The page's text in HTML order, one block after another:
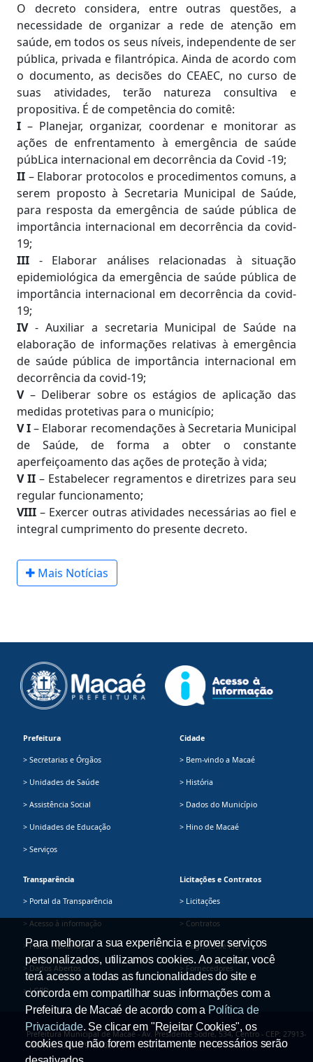
O decreto considera, entre outras questões, a
necessidade de organizar a rede de atenção em
saúde, em todos os seus níveis, independente de ser
pública, privada e filantrópica. Ainda de acordo com
o documento, as decisões do CEAEC, no curso de
suas atividades, terão natureza consultiva e
propositiva. É de competência do comitê:
I – Planejar, organizar, coordenar e monitorar as
ações de enfrentamento à emergência de saúde
púbLica internacional em decorrência da Covid -19;
II – Elaborar protocolos e procedimentos comuns, a
serem proposto à Secretaria Municipal de Saúde,
para resposta da emergência de saúde pública de
importância internacional em decorrência da covid-
19;
III - Elaborar análises relacionadas à situação
epidemiológica da emergência de saúde pública de
importância internacional em decorrência da covid-
19;
IV- Auxiliar a secretaria Municipal de Saúde na
elaboração de informações relativas à emergência
de saúde pública de importância internacional em
decorrência da covid-19;
V– Deliberar sobre os estágios de aplicação das
medidas protetivas para o município;
V I– Elaborar recomendações à Secretaria Municipal
de Saúde, de forma a obter o constante
aperfeiçoamento das ações de proteção à vida;
V II– Estabelecer regramentos e diretrizes para seu
regular funcionamento;
VIII – Exercer outras atividades necessárias ao fiel e
integral cumprimento do presente decreto.
Mais Notícias
Prefeitura
> Secretarias e Órgãos
> Unidades de Saúde
> Assistência Social
> Unidades de Educação
> Serviços
Cidade
> Bem-vindo a Macaé
> História
> Dados do Município
> Hino de Macaé
Transparência
> Portal da Transparência
> Acesso à informação
> Plano Plurianual
> Dados Abertos
> LGPD
Licitações e Contratos
> Licitações
> Contratos
> Registro de Preços
> Fornecedores
Prefeitura Municipal de Macaé - Av. Presidente Sodré, 534, Centro - CEP: 27913-
080 - Tel.: (22) 2791-9008
Para melhorar a sua experiência e prover serviços
personalizados, utilizamos cookies. Ao aceitar, você
terá acesso a todas as funcionalidades do site e
concorda em compartilhar suas informações com a
Prefeitura de Macaé de acordo com a Política de
Privacidade. Se clicar em "Rejeitar Cookies", os
cookies que não forem estritamente necessários serão